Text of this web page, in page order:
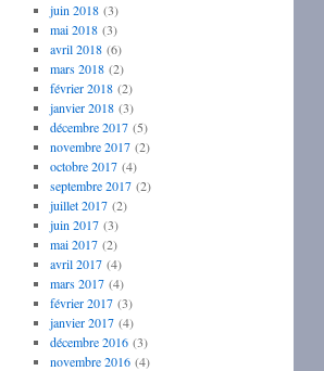
juin 2018(3)
mai 2018(3)
avril 2018(6)
mars 2018(2)
février 2018(2)
janvier 2018(3)
décembre 2017(5)
novembre 2017(2)
octobre 2017(4)
septembre 2017(2)
juillet 2017(2)
juin 2017(3)
mai 2017(2)
avril 2017(4)
mars 2017(4)
février 2017(3)
janvier 2017(4)
décembre 2016(3)
novembre 2016(4)